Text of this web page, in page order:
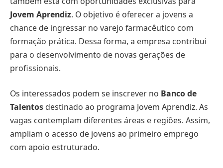
Jovem Aprendiz. O objetivo é oferecer a jovens a
chance de ingressar no varejo farmacêutico com
formação prática. Dessa forma, a empresa contribui
para o desenvolvimento de novas gerações de
profissionais.
Os interessados podem se inscrever no Banco de
Talentos destinado ao programa Jovem Aprendiz. As
vagas contemplam diferentes áreas e regiões. Assim,
ampliam o acesso de jovens ao primeiro emprego
com apoio estruturado.